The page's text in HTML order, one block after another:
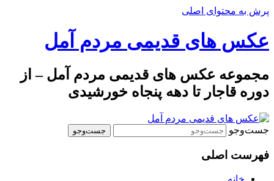
پرش به محتوای اصلی
عکس های قدیمی مردم آمل
مجموعه عکس های قدیمی مردم آمل – از
دوره قاجار تا دهه پنجاه خورشیدی
جست‌وجو
فهرست اصلی